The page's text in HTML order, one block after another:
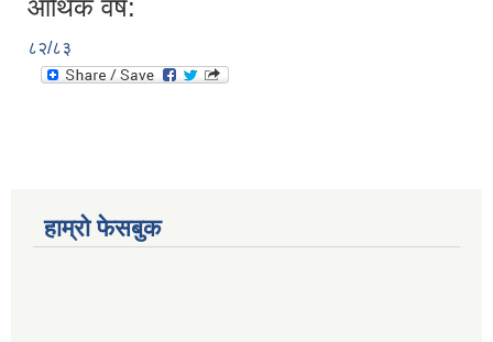
आर्थिक वर्ष:
८२/८३
हाम्रो फेसबुक